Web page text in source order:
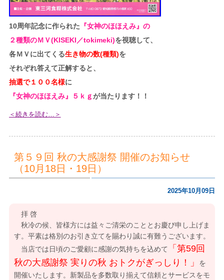
10周年記念に作られた 『女神のほほえみ』の
２種類のＭＶ(KISEKI／tokimeki)を視聴して、
各ＭＶに出てくる生き物の数(種類)を
それぞれ答えて正解すると、
抽選で１００名様に
『女神のほほえみ』５ｋｇが当たります！！
＜続きを読む…＞
第５９回 秋の大感謝祭 開催のお知らせ
（10月18日・19日）
2025年10月09日
拝 啓
秋冷の候、皆様方には益々ご清栄のこととお慶び申し上げま
す。平素は格別のお引き立てを賜わり誠に有難うございます。
当店では日頃のご愛顧に感謝の気持ちを込めて
「第59回
秋の大感謝祭 実りの秋 おトクがぎっしり！」
を
開催いたします。新製品を多数取り揃えて信頼とサービスをモ